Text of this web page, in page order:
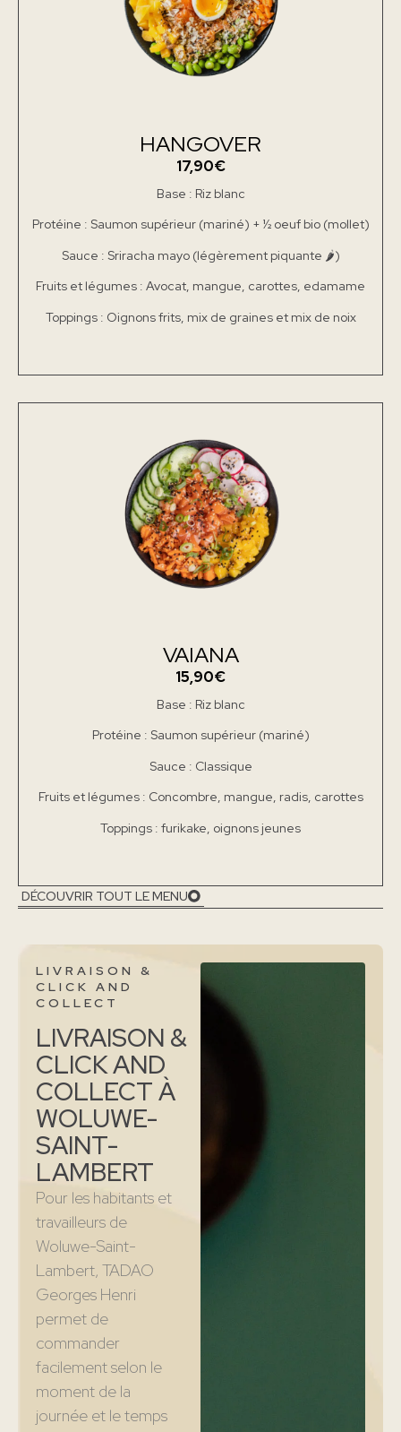
HANGOVER
17,90€
Base : Riz blanc
Protéine : Saumon supérieur (mariné) + ½ oeuf bio (mollet)
Sauce : Sriracha mayo (légèrement piquante 🌶)
Fruits et légumes : Avocat, mangue, carottes, edamame
Toppings : Oignons frits, mix de graines et mix de noix
VAIANA
15,90€
Base : Riz blanc
Protéine : Saumon supérieur (mariné)
Sauce : Classique
Fruits et légumes : Concombre, mangue, radis, carottes
Toppings : furikake, oignons jeunes
DÉCOUVRIR TOUT LE MENU
LIVRAISON &
CLICK AND
COLLECT
LIVRAISON &
CLICK AND
COLLECT À
WOLUWE-
SAINT-
LAMBERT
Pour les habitants et
travailleurs de
Woluwe-Saint-
Lambert, TADAO
Georges Henri
permet de
commander
facilement selon le
moment de la
journée et le temps